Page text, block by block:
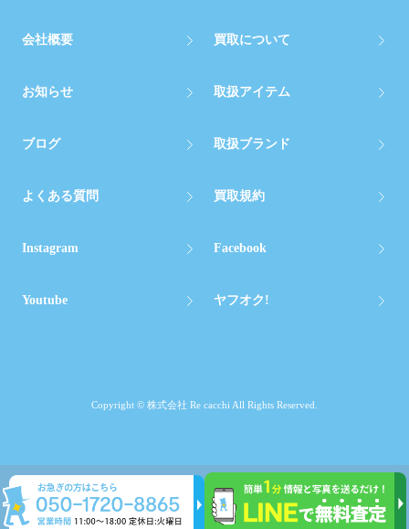
会社概要 買取について
お知らせ 取扱アイテム
ブログ 取扱ブランド
よくある質問 買取規約
Instagram Facebook
Youtube ヤフオク!
Copyright © 株式会社 Re cacchi All Rights Reserved.